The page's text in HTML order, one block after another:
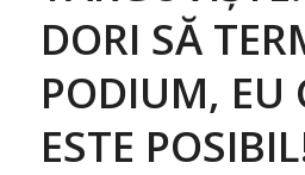
DORI SĂ
PODIUM, EU
ESTE